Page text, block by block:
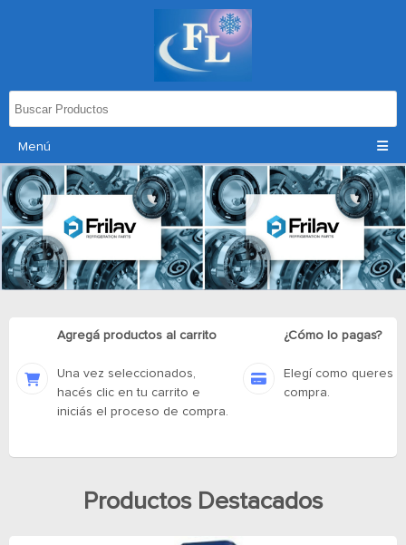
Menú
Agregá productos al carrito
Una vez seleccionados,
hacés clic en tu carrito e
iniciás el proceso de compra.
¿Cómo lo pagas?
Elegí como queres
compra.
Productos Destacados